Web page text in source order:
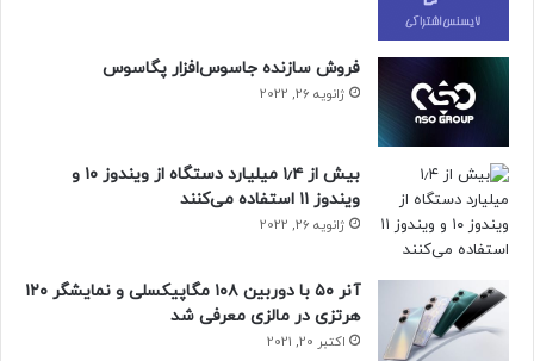
فروش سازنده جاسوس‌افزار پگاسوس
ژانویه 26, 2022
بیش از ۱٫۴ میلیارد دستگاه از ویندوز ۱۰ و
ویندوز ۱۱ استفاده می‌کنند
ژانویه 26, 2022
آنر ۵۰ با دوربین ۱۰۸ مگاپیکسلی و نمایشگر ۱۲۰
هرتزی در مالزی معرفی شد
اکتبر 20, 2021